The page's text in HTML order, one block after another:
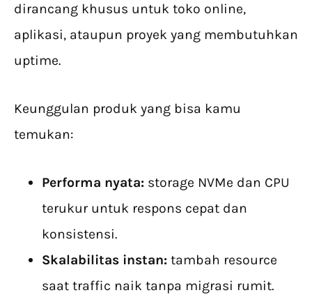
dirancang khusus untuk toko online,
aplikasi, ataupun proyek yang membutuhkan
uptime.
Keunggulan produk yang bisa kamu
temukan:
Performa nyata: storage NVMe dan CPU
terukur untuk respons cepat dan
konsistensi.
Skalabilitas instan: tambah resource
saat traffic naik tanpa migrasi rumit.